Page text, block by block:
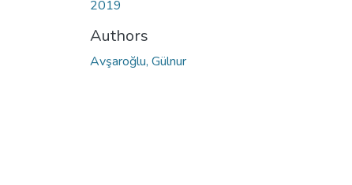
2019
Authors
Avşaroğlu, Gülnur